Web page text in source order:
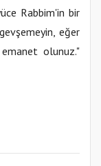
Rabbim'in bir
eğer
olunuz."